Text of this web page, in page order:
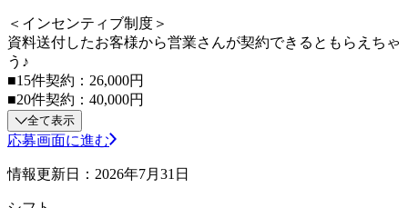
＜インセンティブ制度＞
資料送付したお客様から営業さんが契約できるともらえちゃ
う♪
■15件契約：26,000円
■20件契約：40,000円
全て表示
応募画面に進む
情報更新日：2026年7月31日